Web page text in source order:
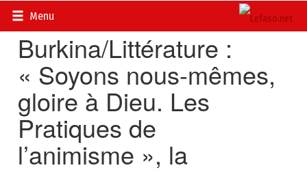
Menu
Accueil>
Burkina/Littérature :
« Soyons nous-mêmes,
gloire à Dieu. Les
Pratiques de
l’animisme », la